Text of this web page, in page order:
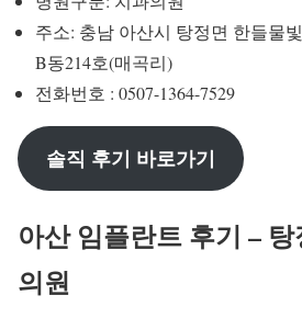
주소: 충남 아산시 탕정면 한들물
B동214호(매곡리)
전화번호 : 0507-1364-7529
솔직 후기 바로가기
아산 임플란트 후기 –
의원